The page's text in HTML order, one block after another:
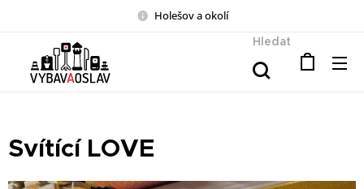
Holešov a okolí
Hledat
Svítící LOVE